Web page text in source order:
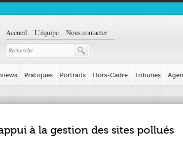
Accueil L’équipe Nous contacter
Pratiques Portraits Hors-Cadre Tribunes
à la gestion des sites pollués